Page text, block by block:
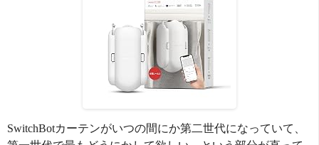
SwitchBotカーテンがいつの間にか第二世代になっていて、